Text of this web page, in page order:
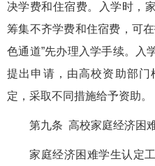
决学费和住宿费。入学时，
筹集不齐学费和住宿费，可
色通道”先办理入学手续。入
提出申请，由高校资助部门
定，采取不同措施给予资助。
第九条 高校家庭经济困
家庭经济困难学生认定